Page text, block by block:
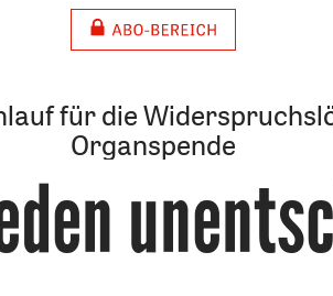
für die
Organspende
: